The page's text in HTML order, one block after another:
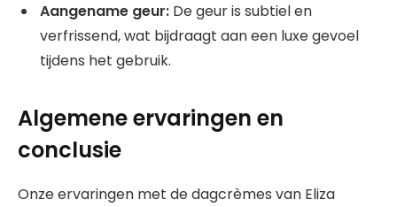
Aangename geur: De geur is subtiel en
verfrissend, wat bijdraagt aan een luxe gevoel
tijdens het gebruik.
Algemene ervaringen en
conclusie
Onze ervaringen met de dagcrèmes van Eliza